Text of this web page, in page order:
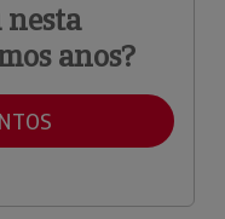
nesta
anos?